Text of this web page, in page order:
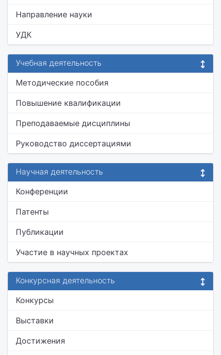
Направление науки
УДК
Учебная деятельность
Методические пособия
Повышение квалификации
Преподаваемые дисциплины
Руководство диссертациями
Научная деятельность
Конференции
Патенты
Публикации
Участие в научных проектах
Конкурсная деятельность
Конкурсы
Выставки
Достижения